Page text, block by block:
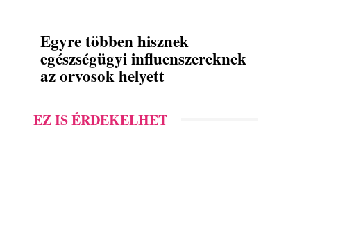
Egyre többen hisznek
egészségügyi influenszereknek
az orvosok helyett
EZ IS ÉRDEKELHET